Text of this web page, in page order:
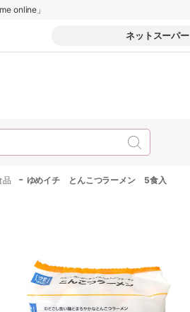
online」
ネットスーパー
品 - ゆめイチ とんこつラーメン 5食入